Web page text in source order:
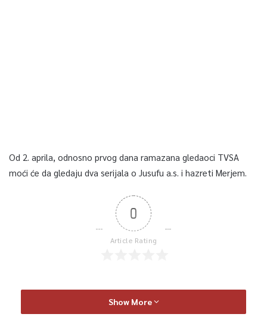
Od 2. aprila, odnosno prvog dana ramazana gledaoci TVSA
moći će da gledaju dva serijala o Jusufu a.s. i hazreti Merjem.
0
Article Rating
Show More